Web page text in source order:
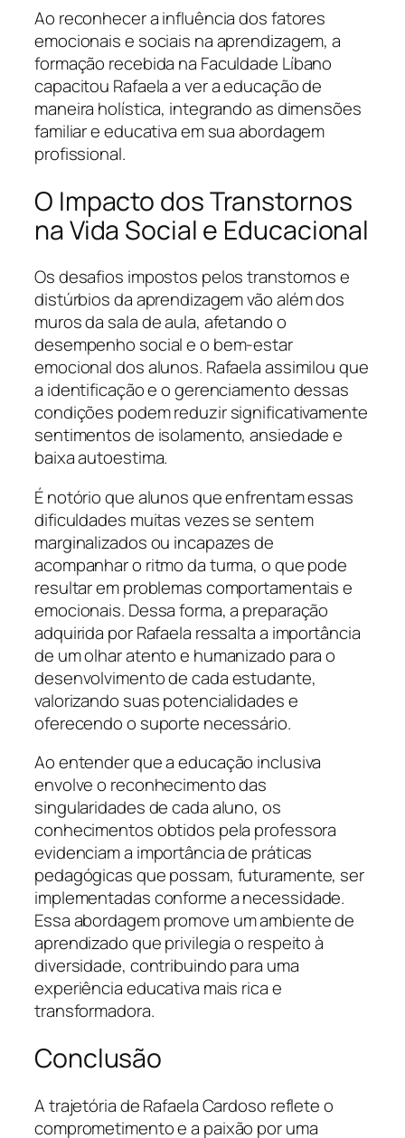
Ao reconhecer a influência dos fatores
emocionais e sociais na aprendizagem, a
formação recebida na Faculdade Líbano
capacitou Rafaela a ver a educação de
maneira holística, integrando as dimensões
familiar e educativa em sua abordagem
profissional.
O Impacto dos Transtornos
na Vida Social e Educacional
Os desafios impostos pelos transtornos e
distúrbios da aprendizagem vão além dos
muros da sala de aula, afetando o
desempenho social e o bem-estar
emocional dos alunos. Rafaela assimilou que
a identificação e o gerenciamento dessas
condições podem reduzir significativamente
sentimentos de isolamento, ansiedade e
baixa autoestima.
É notório que alunos que enfrentam essas
dificuldades muitas vezes se sentem
marginalizados ou incapazes de
acompanhar o ritmo da turma, o que pode
resultar em problemas comportamentais e
emocionais. Dessa forma, a preparação
adquirida por Rafaela ressalta a importância
de um olhar atento e humanizado para o
desenvolvimento de cada estudante,
valorizando suas potencialidades e
oferecendo o suporte necessário.
Ao entender que a educação inclusiva
envolve o reconhecimento das
singularidades de cada aluno, os
conhecimentos obtidos pela professora
evidenciam a importância de práticas
pedagógicas que possam, futuramente, ser
implementadas conforme a necessidade.
Essa abordagem promove um ambiente de
aprendizado que privilegia o respeito à
diversidade, contribuindo para uma
experiência educativa mais rica e
transformadora.
Conclusão
A trajetória de Rafaela Cardoso reflete o
comprometimento e a paixão por uma